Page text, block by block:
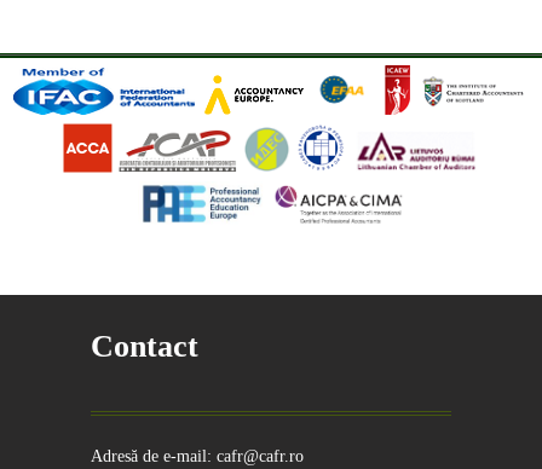
Contact
Adresă de e-mail: cafr@cafr.ro